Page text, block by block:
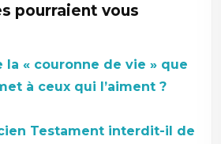
pourraient vous
la « couronne de vie » que
à ceux qui l’aiment ?
Testament interdit-il de